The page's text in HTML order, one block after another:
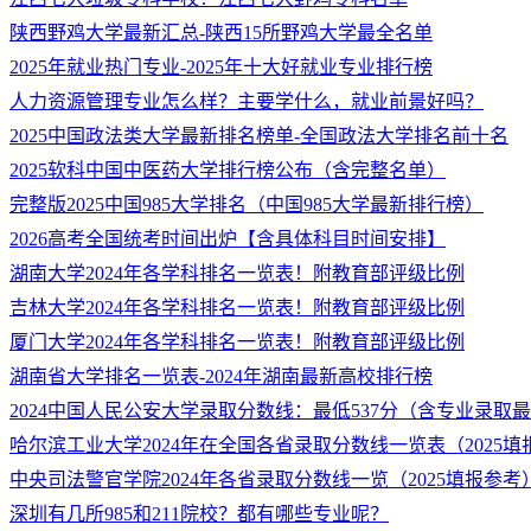
陕西野鸡大学最新汇总-陕西15所野鸡大学最全名单
2025年就业热门专业-2025年十大好就业专业排行榜
人力资源管理专业怎么样？主要学什么，就业前景好吗？
2025中国政法类大学最新排名榜单-全国政法大学排名前十名
2025软科中国中医药大学排行榜公布（含完整名单）
完整版2025中国985大学排名（中国985大学最新排行榜）
2026高考全国统考时间出炉【含具体科目时间安排】
湖南大学2024年各学科排名一览表！附教育部评级比例
吉林大学2024年各学科排名一览表！附教育部评级比例
厦门大学2024年各学科排名一览表！附教育部评级比例
湖南省大学排名一览表-2024年湖南最新高校排行榜
2024中国人民公安大学录取分数线：最低537分（含专业录取最
哈尔滨工业大学2024年在全国各省录取分数线一览表（2025填
中央司法警官学院2024年各省录取分数线一览（2025填报参考）
深圳有几所985和211院校？都有哪些专业呢？